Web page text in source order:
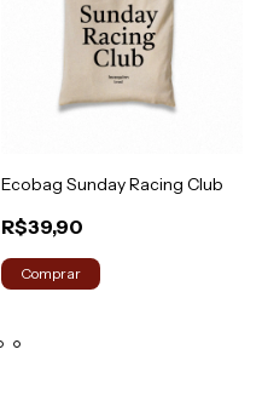
Ecobag Sunday Racing Club
R$39,90
Comprar